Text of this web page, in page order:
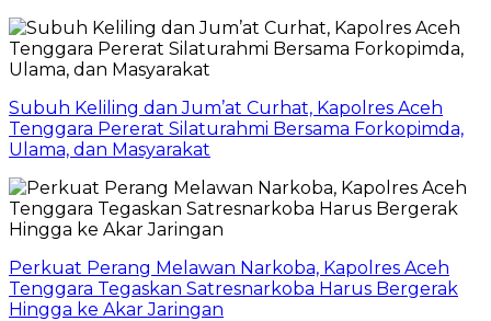
Subuh Keliling dan Jum’at Curhat, Kapolres Aceh
Tenggara Pererat Silaturahmi Bersama Forkopimda,
Ulama, dan Masyarakat
Perkuat Perang Melawan Narkoba, Kapolres Aceh
Tenggara Tegaskan Satresnarkoba Harus Bergerak
Hingga ke Akar Jaringan